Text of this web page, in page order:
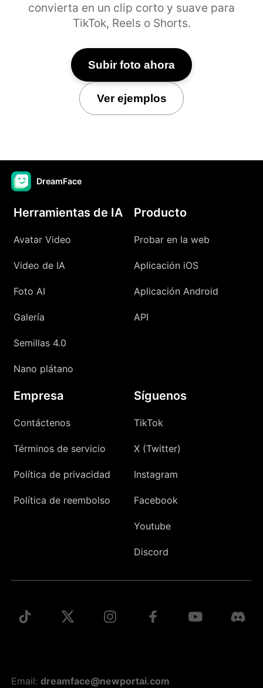
convierta en un clip corto y suave para
TikTok, Reels o Shorts.
Subir foto ahora
Ver ejemplos
DreamFace
Herramientas de IA
Avatar Video
Video de IA
Foto AI
Galería
Semillas 4.0
Nano plátano
Producto
Probar en la web
Aplicación iOS
Aplicación Android
API
Empresa
Contáctenos
Términos de servicio
Política de privacidad
Política de reembolso
Síguenos
TikTok
X (Twitter)
Instagram
Facebook
Youtube
Discord